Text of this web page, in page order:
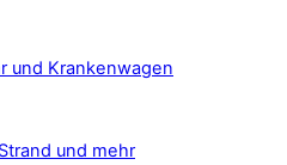
und Krankenwagen
und mehr